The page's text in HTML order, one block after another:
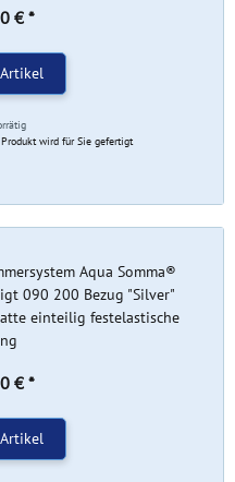
€ *
wird für Sie gefertigt
Aqua Somma®
090 200 Bezug "Silver"
einteilig festelastische
€ *